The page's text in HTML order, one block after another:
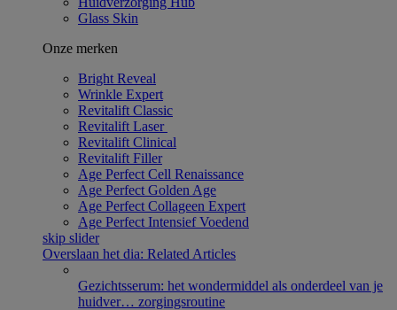
Glass Skin
Onze merken
Bright Reveal
Wrinkle Expert
Revitalift Classic
Revitalift Laser ​
Revitalift Clinical
Revitalift Filler
Age Perfect Cell Renaissance
Age Perfect Golden Age
Age Perfect Collageen Expert
Age Perfect Intensief Voedend
skip slider
Overslaan het dia: Related Articles
Gezichtsserum: het wondermiddel als onderdeel van je
huidver… zorgingsroutine